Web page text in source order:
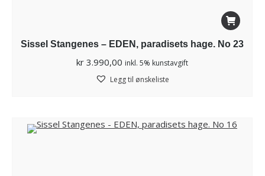
Sissel Stangenes – EDEN, paradisets hage. No 23
kr 3.990,00 inkl. 5% kunstavgift
Legg til ønskeliste